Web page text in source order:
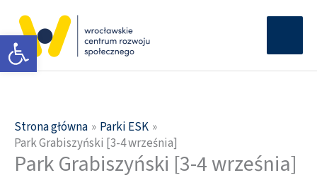
Otwórz pasek narzędzi
treści
Strona główna
Parki ESK
Park Grabiszyński [3-4 września]
Park Grabiszyński [3-4 września]